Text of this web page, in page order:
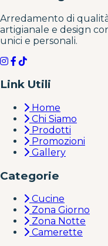
Arredamento di
artigianale e design
unici e personali.
Link Utili
Home
Chi Siamo
Prodotti
Promozioni
Gallery
Categorie
Cucine
Zona Giorno
Zona Notte
Camerette